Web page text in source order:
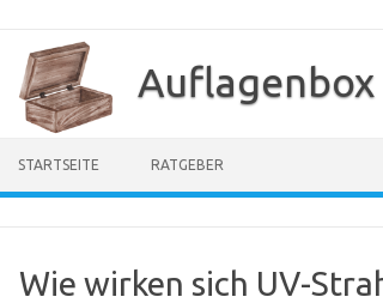
Inhalt
springen
STARTSEITE RATGEBER
Wie wirken sich UV-